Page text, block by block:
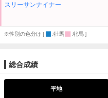
スリーサンナイナー
※性別の色分け [ :牡馬 :牝馬 ]
総合成績
平地